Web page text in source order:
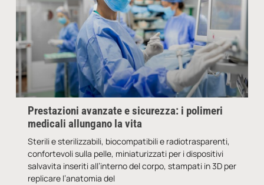
Prestazioni avanzate e sicurezza: i polimeri
medicali allungano la vita
Sterili e sterilizzabili, biocompatibili e radiotrasparenti,
confortevoli sulla pelle, miniaturizzati per i dispositivi
salvavita inseriti all’interno del corpo, stampati in 3D per
replicare l’anatomia del